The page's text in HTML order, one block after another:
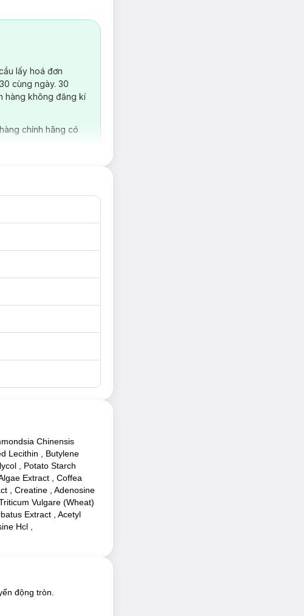
pha hương liệu –
mỹ phẩm được
nguyện. Hiện nhãn
Thêm vào đó, thành
lấy hoá đơn
cùng ngày. 30
hàng không đăng kí
chính hãng có
Chinensis
Lecithin , Butylene
, Potato Starch
Extract , Coffea
, Creatine , Adenosine
Vulgare (Wheat)
Extract , Acetyl
Hcl ,
động tròn.